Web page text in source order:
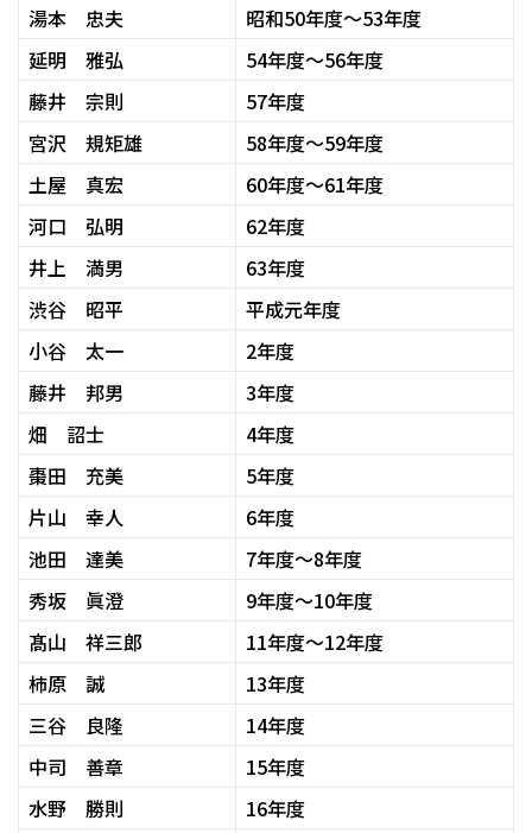
湯本 忠夫
昭和50年度～53年度
延明 雅弘
54年度～56年度
藤井 宗則
57年度
宮沢 規矩雄
58年度～59年度
土屋 真宏
60年度～61年度
河口 弘明
62年度
井上 満男
63年度
渋谷 昭平
平成元年度
小谷 太一
2年度
藤井 邦男
3年度
畑 詔士
4年度
棗田 充美
5年度
片山 幸人
6年度
池田 達美
7年度～8年度
秀坂 眞澄
9年度～10年度
髙山 祥三郎
11年度～12年度
柿原 誠
13年度
三谷 良隆
14年度
中司 善章
15年度
水野 勝則
16年度